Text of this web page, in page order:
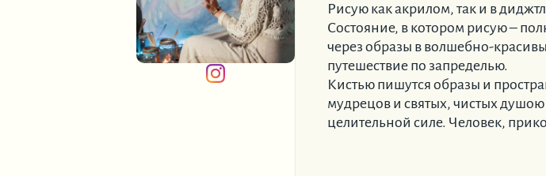
Рисую как акрилом, так и в
Состояние, в котором рисую –
через образы в волшебно-
путешествие по запределью.
Кистью пишутся образы и
мудрецов и святых, чистых
целительной силе. Человек,